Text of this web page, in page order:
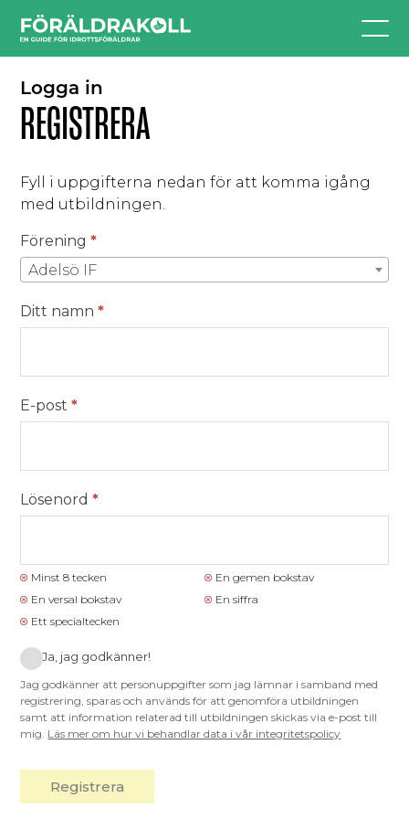
Logga in
REGISTRERA
Fyll i uppgifterna nedan för att komma igång
med utbildningen.
Registering
Förening*
Adelsö IF
Ditt namn*
E-post*
Lösenord*
Minst 8 tecken
En gemen bokstav
En versal bokstav
En siffra
Ett specialtecken
Ja, jag godkänner!
Jag godkänner att personuppgifter som jag lämnar i samband med
registrering, sparas och används för att genomföra utbildningen
samt att information relaterad till utbildningen skickas via e-post till
mig. Läs mer om hur vi behandlar data i vår integritetspolicy
Registrera